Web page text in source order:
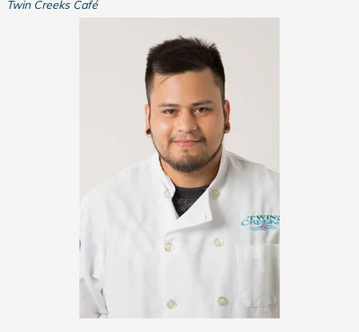
Twin Creeks Café